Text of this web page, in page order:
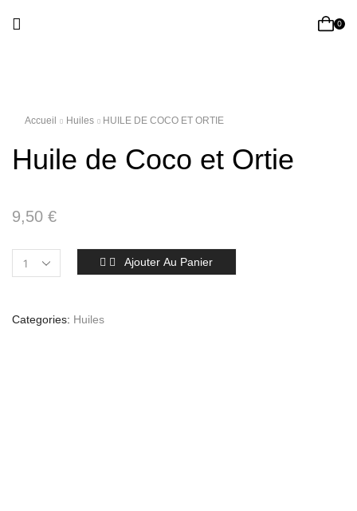
0
Accueil Huiles HUILE DE COCO ET ORTIE
Huile de Coco et Ortie
9,50 €
Ajouter Au Panier
Categories: Huiles